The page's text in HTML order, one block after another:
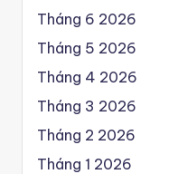
Tháng 6 2026
Tháng 5 2026
Tháng 4 2026
Tháng 3 2026
Tháng 2 2026
Tháng 1 2026